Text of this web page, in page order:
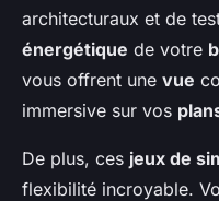
architecturaux et de
énergétique de votre
vous offrent une vue
immersive sur vos
De plus, ces jeux de
flexibilité incroyable.